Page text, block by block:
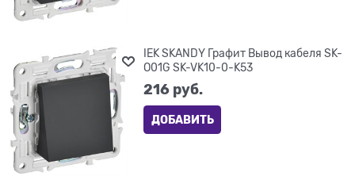
IEK SKANDY Графит Вывод кабеля SK-
O01G SK-VK10-0-K53
216 руб.
ДОБАВИТЬ